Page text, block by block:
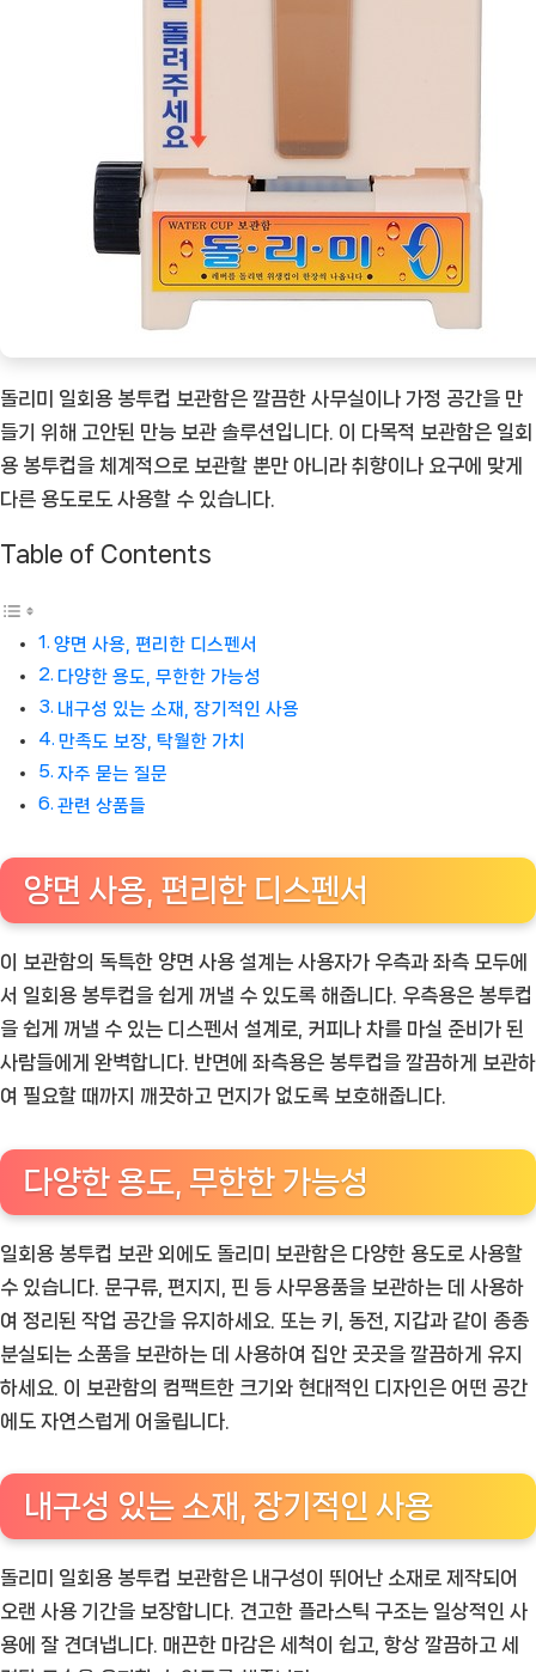
관
리
하
세
요
추
천
상
돌리미 일회용 봉투컵 보관함은 깔끔한 사무실이나 가정 공간을 만
들기 위해 고안된 만능 보관 솔루션입니다. 이 다목적 보관함은 일회
용 봉투컵을 체계적으로 보관할 뿐만 아니라 취향이나 요구에 맞게
다른 용도로도 사용할 수 있습니다.
Table of Contents
양면 사용, 편리한 디스펜서
다양한 용도, 무한한 가능성
내구성 있는 소재, 장기적인 사용
만족도 보장, 탁월한 가치
자주 묻는 질문
관련 상품들
양면 사용, 편리한 디스펜서
이 보관함의 독특한 양면 사용 설계는 사용자가 우측과 좌측 모두에
서 일회용 봉투컵을 쉽게 꺼낼 수 있도록 해줍니다. 우측용은 봉투컵
을 쉽게 꺼낼 수 있는 디스펜서 설계로, 커피나 차를 마실 준비가 된
사람들에게 완벽합니다. 반면에 좌측용은 봉투컵을 깔끔하게 보관하
여 필요할 때까지 깨끗하고 먼지가 없도록 보호해줍니다.
다양한 용도, 무한한 가능성
일회용 봉투컵 보관 외에도 돌리미 보관함은 다양한 용도로 사용할
수 있습니다. 문구류, 편지지, 핀 등 사무용품을 보관하는 데 사용하
여 정리된 작업 공간을 유지하세요. 또는 키, 동전, 지갑과 같이 종종
분실되는 소품을 보관하는 데 사용하여 집안 곳곳을 깔끔하게 유지
하세요. 이 보관함의 컴팩트한 크기와 현대적인 디자인은 어떤 공간
에도 자연스럽게 어울립니다.
내구성 있는 소재, 장기적인 사용
돌리미 일회용 봉투컵 보관함은 내구성이 뛰어난 소재로 제작되어
오랜 사용 기간을 보장합니다. 견고한 플라스틱 구조는 일상적인 사
용에 잘 견뎌냅니다. 매끈한 마감은 세척이 쉽고, 항상 깔끔하고 세